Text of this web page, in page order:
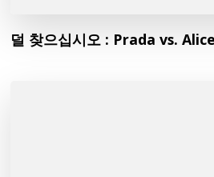
덜 찾으십시오 : Prada vs.